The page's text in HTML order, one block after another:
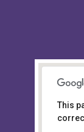
This